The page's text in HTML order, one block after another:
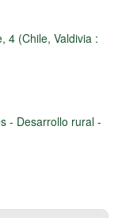
4 (Chile, Valdivia :
- Desarrollo rural -